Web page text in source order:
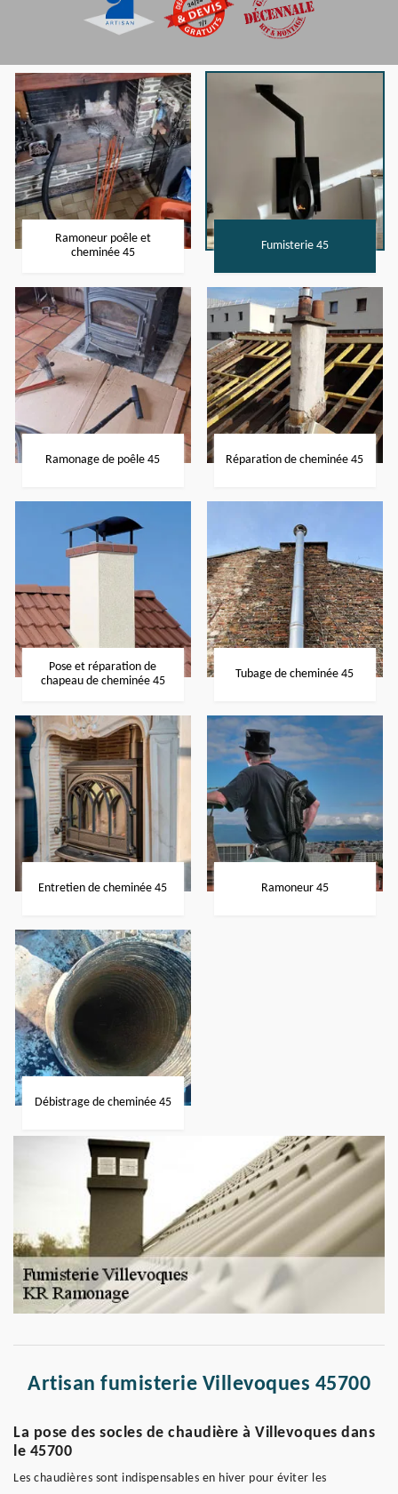
Ramoneur poêle et
cheminée 45
Fumisterie 45
Ramonage de poêle 45 Réparation de cheminée 45
Pose et réparation de
chapeau de cheminée 45
Tubage de cheminée 45
Entretien de cheminée 45 Ramoneur 45
Débistrage de cheminée 45
Artisan fumisterie Villevoques 45700
La pose des socles de chaudière à Villevoques dans
le 45700
Les chaudières sont indispensables en hiver pour éviter les